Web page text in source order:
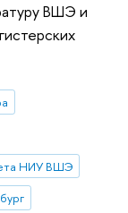
ВШЭ и
НИУ ВШЭ